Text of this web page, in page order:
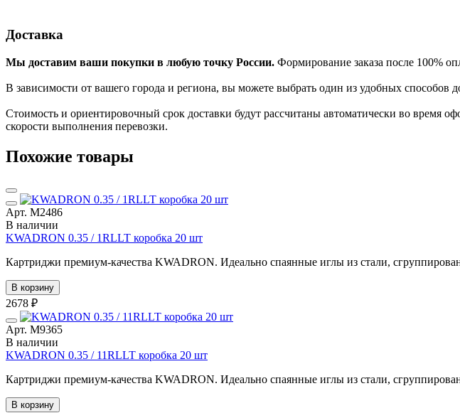
Доставка
Мы доставим ваши покупки в любую точку России. Формирование заказа после 100%
В зависимости от вашего города и региона, вы можете выбрать один из удобных
Стоимость и ориентировочный срок доставки будут рассчитаны автоматически во время
скорости выполнения перевозки.
Похожие товары
Арт. М2486
В наличии
KWADRON 0.35 / 1RLLT коробка 20 шт
Картриджи премиум-качества KWADRON. Идеально спаянные иглы из стали,
В корзину
2678 ₽
Арт. М9365
В наличии
KWADRON 0.35 / 11RLLT коробка 20 шт
Картриджи премиум-качества KWADRON. Идеально спаянные иглы из стали,
В корзину